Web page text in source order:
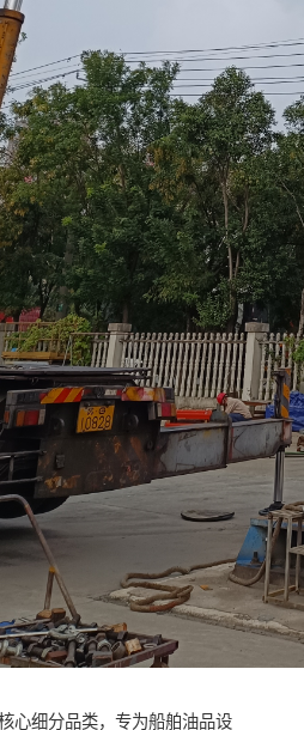
心细分品类，专为船舶油品设